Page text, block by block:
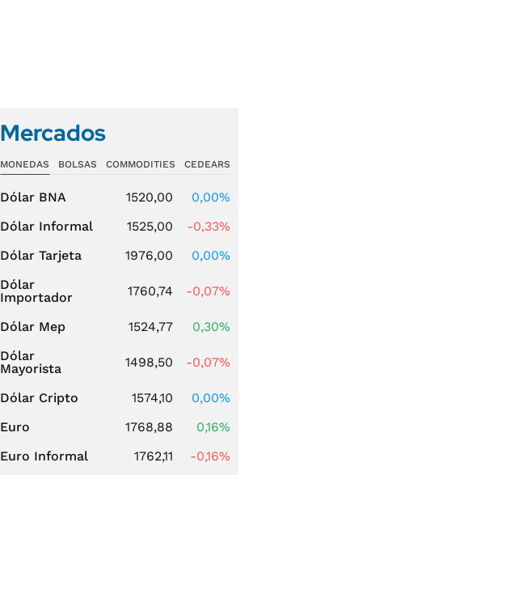
Mercados
MONEDAS BOLSAS COMMODITIES CEDEARS
Dólar BNA 1520,00
0,00%
Dólar Informal
1525,00
-0,33%
Dólar Tarjeta
1976,00
0,00%
Dólar
Importador
1760,74 -0,07%
Dólar Mep 1524,77
0,30%
Dólar
Mayorista
1498,50 -0,07%
Dólar Cripto 1574,10
0,00%
Euro
1768,88
0,16%
Euro Informal
1762,11 -0,16%